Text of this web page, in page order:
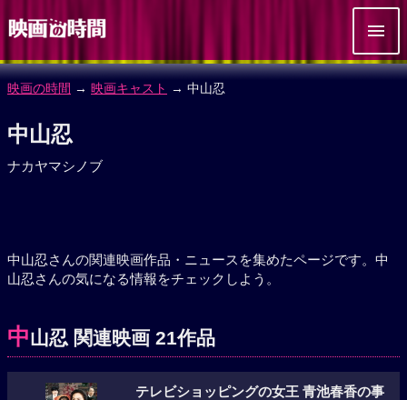
映画の時間 → 映画キャスト → 中山忍
中山忍
ナカヤマシノブ
中山忍さんの関連映画作品・ニュースを集めたページです。中
山忍さんの気になる情報をチェックしよう。
中山忍 関連映画 21作品
テレビショッピングの女王 青池春香の事